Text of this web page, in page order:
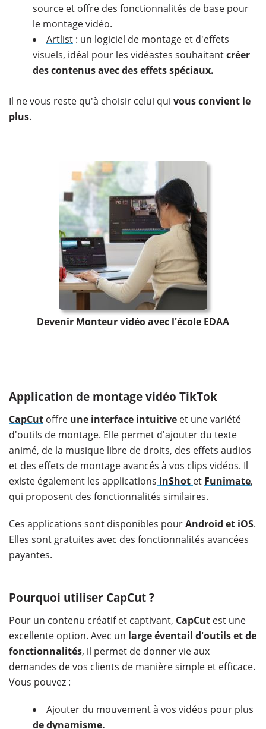
source et offre des fonctionnalités de base pour
le montage vidéo.
Artlist : un logiciel de montage et d'effets
visuels, idéal pour les vidéastes souhaitantcréer
des contenus avec des effets spéciaux.
Il ne vous reste qu'à choisir celui qui vous convient le
plus.
Devenir Monteur vidéo avec l'école EDAA
Application de montage vidéo TikTok
CapCut offre une interface intuitive et une variété
d'outils de montage. Elle permet d'ajouter du texte
animé, de la musique libre de droits, des effets audios
et des effets de montage avancés à vos clips vidéos. Il
existe également les applications InShot et Funimate,
qui proposent des fonctionnalités similaires.
Ces applications sont disponibles pourAndroid et iOS.
Elles sont gratuites avec des fonctionnalités avancées
payantes.
Pourquoi utiliser CapCut ?
Pour un contenu créatif et captivant, CapCut est une
excellente option. Avec un large éventail d'outils et de
fonctionnalités, il permet de donner vie aux
demandes de vos clients de manière simple et efficace.
Vous pouvez :
Ajouter du mouvement à vos vidéos pour plus
de dynamisme.